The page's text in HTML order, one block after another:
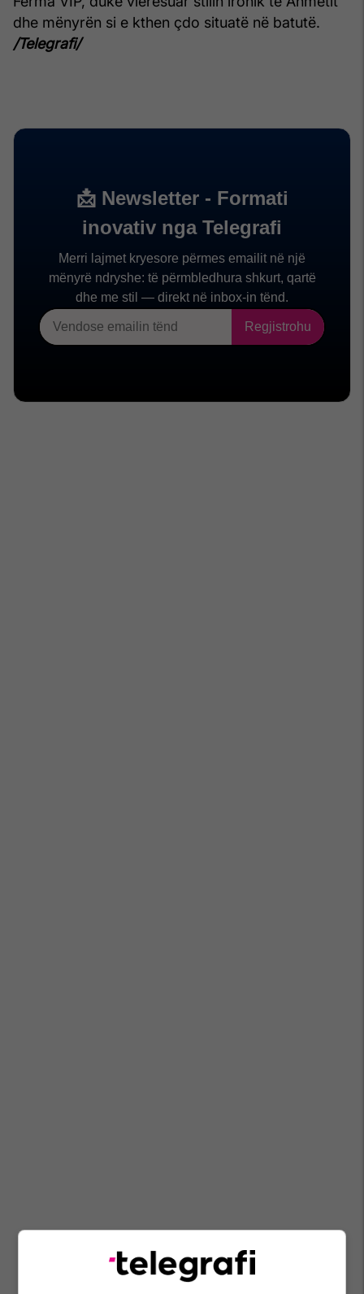
dhe mënyrën si e kthen çdo situatë në batutë.
/Telegrafi/